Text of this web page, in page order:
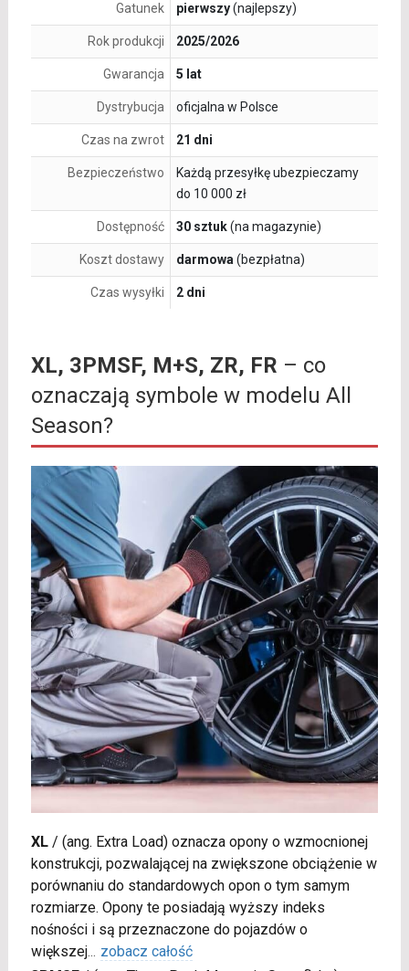
Gatunek pierwszy(najlepszy)
Rok produkcji 2025/2026
Gwarancja 5 lat
Dystrybucja oficjalna w Polsce
Czas na zwrot 21 dni
Bezpieczeństwo
Każdą przesyłkę ubezpieczamy
do 10 000 zł
Dostępność 30 sztuk(na magazynie)
Koszt dostawy darmowa (bezpłatna)
Czas wysyłki 2 dni
XL, 3PMSF, M+S, ZR, FR – co
oznaczają symbole w modelu All
Season?
XL/ (ang. Extra Load) oznacza opony o wzmocnionej
konstrukcji, pozwalającej na zwiększone obciążenie w
porównaniu do standardowych opon o tym samym
rozmiarze. Opony te posiadają wyższy indeks
nośności i są przeznaczone do pojazdów o
większej... zobacz całość